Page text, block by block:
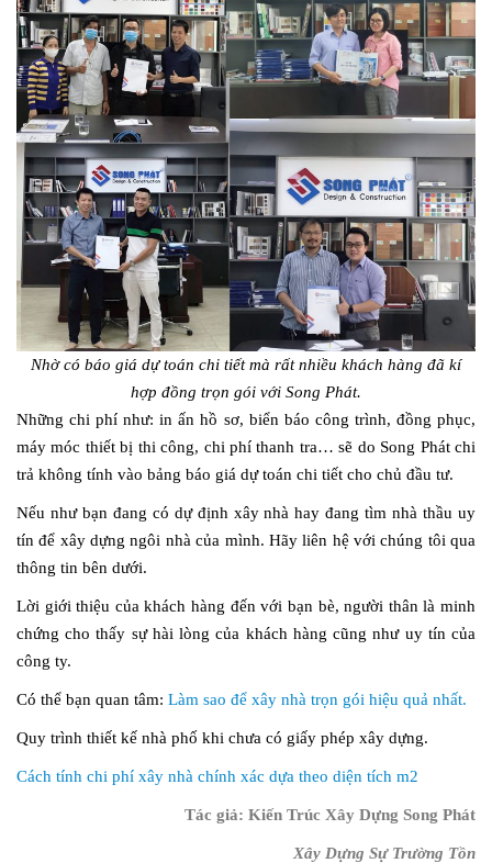
Nhờ có báo giá dự toán chi tiết mà rất nhiều khách hàng đã kí
hợp đồng trọn gói với Song Phát.
Những chi phí như: in ấn hồ sơ, biển báo công trình, đồng phục,
máy móc thiết bị thi công, chi phí thanh tra… sẽ do Song Phát chi
trả không tính vào bảng báo giá dự toán chi tiết cho chủ đầu tư.
Nếu như bạn đang có dự định xây nhà hay đang tìm nhà thầu uy
tín để xây dựng ngôi nhà của mình. Hãy liên hệ với chúng tôi qua
thông tin bên dưới.
Lời giới thiệu của khách hàng đến với bạn bè, người thân là minh
chứng cho thấy sự hài lòng của khách hàng cũng như uy tín của
công ty.
Có thể bạn quan tâm: Làm sao để xây nhà trọn gói hiệu quả nhất.
Quy trình thiết kế nhà phố khi chưa có giấy phép xây dựng.
Cách tính chi phí xây nhà chính xác dựa theo diện tích m2
Tác giả: Kiến Trúc Xây Dựng Song Phát
Xây Dựng Sự Trường Tồn